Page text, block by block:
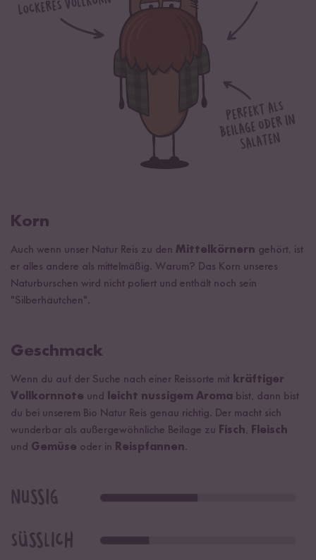
Von Natur aus glutenfrei.
Korn
Auch wenn unser Natur Reis zu den Mittelkörnern gehört, ist
er alles andere als mittelmäßig. Warum? Das Korn unseres
Naturburschen wird nicht poliert und enthält noch sein
"Silberhäutchen".
Geschmack
Wenn du auf der Suche nach einer Reissorte mit kräftiger
Vollkornnote und leicht nussigem Aroma bist, dann bist
du bei unserem Bio Natur Reis genau richtig. Der macht sich
wunderbar als außergewöhnliche Beilage zu Fisch,
Fleisch
und Gemüse oder in Reispfannen.